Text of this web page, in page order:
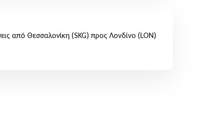
από Θεσσαλονίκη (SKG) προς Λονδίνο (LON)